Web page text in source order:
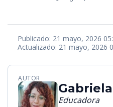
Publicado: 21 mayo, 2026
Actualizado: 21 mayo, 2026
AUTOR
Educadora